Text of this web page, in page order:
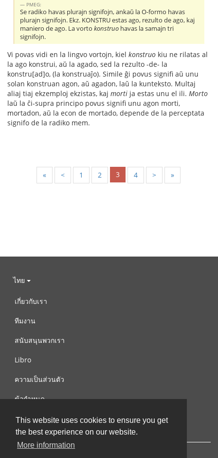
This website uses cookies to ensure you get
the best experience on our website.
More information
PMEG:
Se radiko havas plurajn signifojn, ankaŭ la O-formo havas
plurajn signifojn. Ekz. KONSTRU estas ago, rezulto de ago, kaj
maniero de ago. La vortokonstruo havas la samajn tri
signifojn.
Vi povas vidi en la lingvo vortojn, kiel konstruo kiu ne rilatas al
la ago konstrui, aŭ la agado, sed la rezulto -de- la
konstru[ad]o, (la konstruaĵo). Simile ĝi povus signifi aŭ unu
solan konstruan agon, aŭ agadon, laŭ la kunteksto. Multaj
aliaj tiaj ekzemploj ekzistas, kaj morti ja estas unu el ili. Morto
laŭ la ĉi-supra principo povus signifi unu agon morti,
mortadon, aŭ la econ de mortado, depende de la perceptata
signifo de la radiko mem.
« < 1 2 3 4 > »
ไทย
เกี่ยวกับเรา
ทีมงาน
สนับสนุนพวกเรา
Libro
ความเป็นส่วนตัว
ข้อกำหนด
ติดต่อเรา